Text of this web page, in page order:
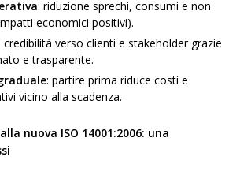
: riduzione sprechi, consumi e non
economici positivi).
credibilità verso clienti e stakeholder grazie
e trasparente.
: partire prima riduce costi e
vicino alla scadenza.
nuova ISO 14001:2006: una